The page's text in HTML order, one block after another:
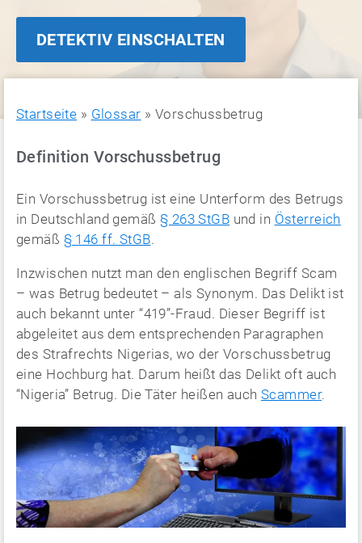
DETEKTIV EINSCHALTEN
Startseite » Glossar » Vorschussbetrug
Definition Vorschussbetrug
Ein Vorschussbetrug ist eine Unterform des Betrugs
in Deutschland gemäß § 263 StGB und in Österreich
gemäß § 146 ff. StGB.
Inzwischen nutzt man den englischen Begriff Scam
– was Betrug bedeutet – als Synonym. Das Delikt ist
auch bekannt unter “419”-Fraud. Dieser Begriff ist
abgeleitet aus dem entsprechenden Paragraphen
des Strafrechts Nigerias, wo der Vorschussbetrug
eine Hochburg hat. Darum heißt das Delikt oft auch
“Nigeria” Betrug. Die Täter heißen auch Scammer.